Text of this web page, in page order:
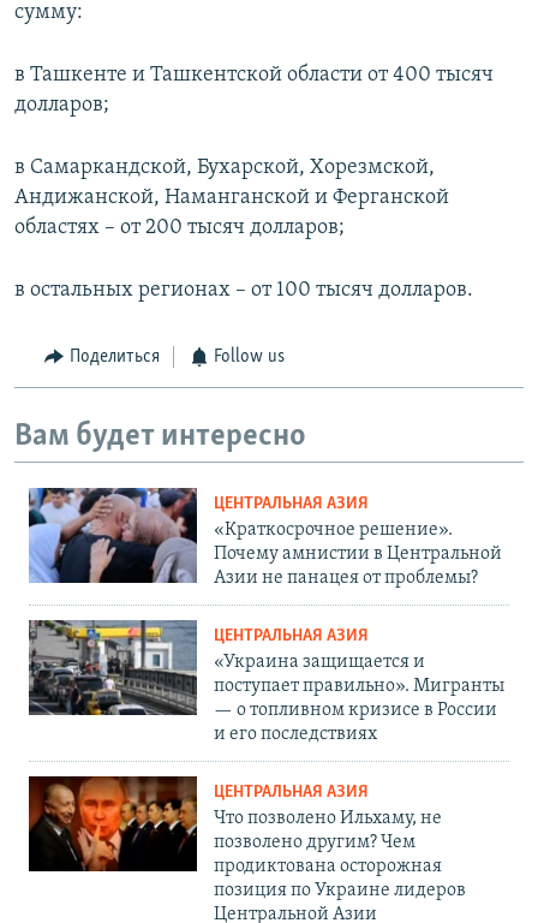
сумму:
в Ташкенте и Ташкентской области от 400 тысяч
долларов;
в Самаркандской, Бухарской, Хорезмской,
Андижанской, Наманганской и Ферганской
областях – от 200 тысяч долларов;
в остальных регионах – от 100 тысяч долларов.
Поделиться Follow us
Вам будет интересно
ЦЕНТРАЛЬНАЯ АЗИЯ
«Краткосрочное решение».
Почему амнистии в Центральной
Азии не панацея от проблемы?
ЦЕНТРАЛЬНАЯ АЗИЯ
«Украина защищается и
поступает правильно». Мигранты
— о топливном кризисе в России
и его последствиях
ЦЕНТРАЛЬНАЯ АЗИЯ
Что позволено Ильхаму, не
позволено другим? Чем
продиктована осторожная
позиция по Украине лидеров
Центральной Азии